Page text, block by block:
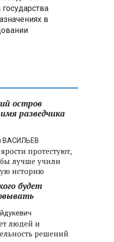
сливки» в
и за
РФ: установлен
в «Москва-
центры
в
остров
разведчика
ВАСИЛЬЕВ
протестуют,
лучше учили
историю
будет
людей и
решений